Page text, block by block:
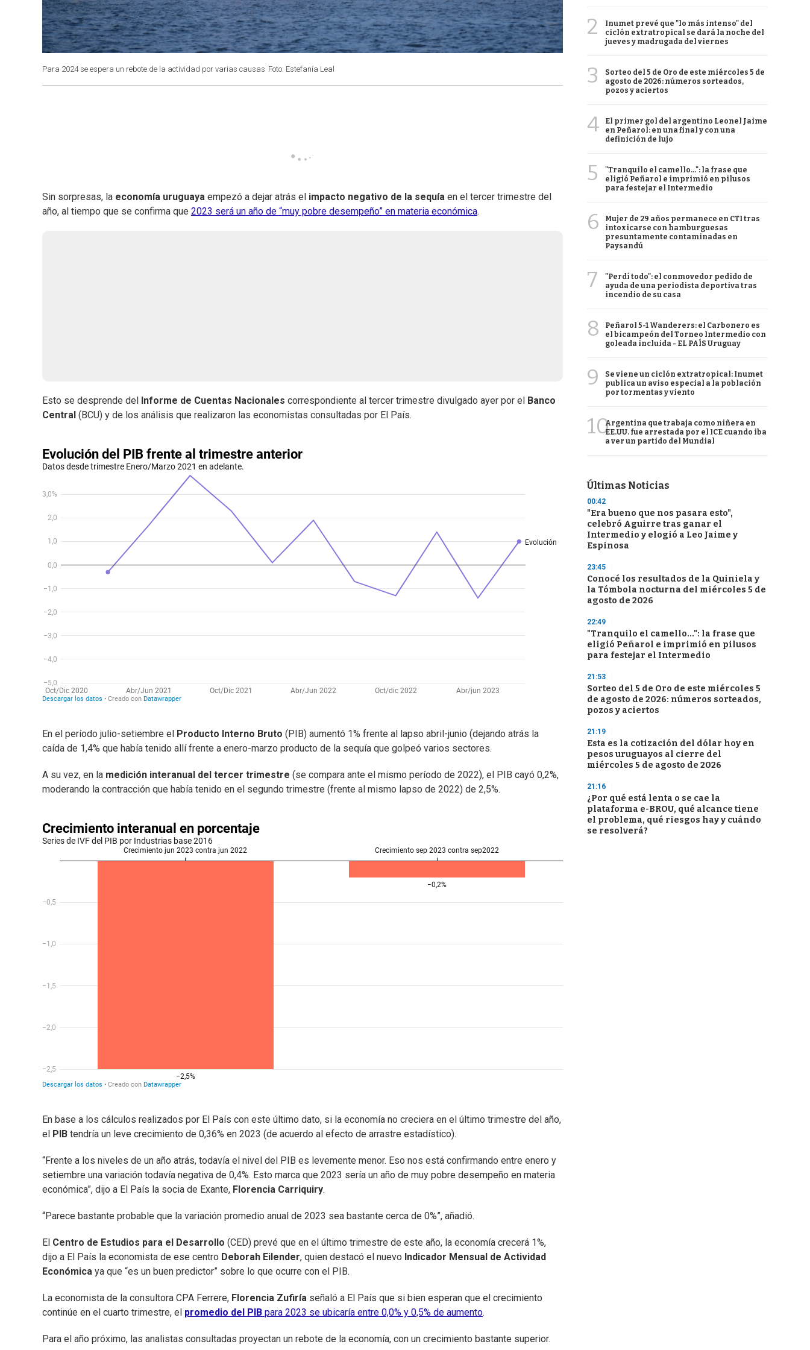
Para 2024 se espera un rebote de la actividad por varias causas Foto: Estefanía Leal
Sin sorpresas, la economía uruguaya empezó a dejar atrás el impacto negativo de la sequía en el tercer trimestre del
año, al tiempo que se confirma que 2023 será un año de “muy pobre desempeño” en materia económica.
Esto se desprende del Informe de Cuentas Nacionales correspondiente al tercer trimestre divulgado ayer por el
Banco
Central (BCU) y de los análisis que realizaron las economistas consultadas por El País.
En el período julio-setiembre el Producto Interno Bruto (PIB) aumentó 1% frente al lapso abril-junio (dejando atrás la
caída de 1,4% que había tenido allí frente a enero-marzo producto de la sequía que golpeó varios sectores.
A su vez, en la medición interanual del tercer trimestre (se compara ante el mismo período de 2022), el PIB cayó 0,2%,
moderando la contracción que había tenido en el segundo trimestre (frente al mismo lapso de 2022) de 2,5%.
En base a los cálculos realizados por El País con este último dato, si la economía no creciera en el último trimestre del año,
el
PIB tendría un leve crecimiento de 0,36% en 2023 (de acuerdo al efecto de arrastre estadístico).
“Frente a los niveles de un año atrás, todavía el nivel del PIB es levemente menor. Eso nos está confirmando entre enero y
setiembre una variación todavía negativa de 0,4%. Esto marca que 2023 sería un año de muy pobre desempeño en materia
económica”, dijo a El País la socia de Exante, Florencia Carriquiry.
“Parece bastante probable que la variación promedio anual de 2023 sea bastante cerca de 0%”, añadió.
El Centro de Estudios para el Desarrollo (CED) prevé que en el último trimestre de este año, la economía crecerá 1%,
dijo a El País la economista de ese centro Deborah Eilender, quien destacó el nuevo Indicador Mensual de Actividad
Económica ya que “es un buen predictor” sobre lo que ocurre con el PIB.
La economista de la consultora CPA Ferrere, Florencia Zufiría señaló a El País que si bien esperan que el crecimiento
continúe en el cuarto trimestre, el promedio del PIB para 2023 se ubicaría entre 0,0% y 0,5% de aumento.
Para el año próximo, las analistas consultadas proyectan un rebote de la economía, con un crecimiento bastante superior.
2
Inumet prevé que "lo más intenso" del
ciclón extratropical se dará la noche del
jueves y madrugada del viernes
3
Sorteo del 5 de Oro de este miércoles 5 de
agosto de 2026: números sorteados,
pozos y aciertos
4
El primer gol del argentino Leonel Jaime
en Peñarol: en una final y con una
definición de lujo
5
"Tranquilo el camello...": la frase que
eligió Peñarol e imprimió en pilusos
para festejar el Intermedio
6
Mujer de 29 años permanece en CTI tras
intoxicarse con hamburguesas
presuntamente contaminadas en
Paysandú
7
"Perdí todo": el conmovedor pedido de
ayuda de una periodista deportiva tras
incendio de su casa
8
Peñarol 5-1 Wanderers: el Carbonero es
el bicampeón del Torneo Intermedio con
goleada incluida - EL PAÍS Uruguay
9
Se viene un ciclón extratropical: Inumet
publica un aviso especial a la población
por tormentas y viento
10Argentina que trabaja como niñera en
EE.UU. fue arrestada por el ICE cuando iba
a ver un partido del Mundial
Últimas Noticias
00:42
"Era bueno que nos pasara esto",
celebró Aguirre tras ganar el
Intermedio y elogió a Leo Jaime y
Espinosa
23:45
Conocé los resultados de la Quiniela y
la Tómbola nocturna del miércoles 5 de
agosto de 2026
22:49
"Tranquilo el camello...": la frase que
eligió Peñarol e imprimió en pilusos
para festejar el Intermedio
21:53
Sorteo del 5 de Oro de este miércoles 5
de agosto de 2026: números sorteados,
pozos y aciertos
21:19
Esta es la cotización del dólar hoy en
pesos uruguayos al cierre del
miércoles 5 de agosto de 2026
21:16
¿Por qué está lenta o se cae la
plataforma e-BROU, qué alcance tiene
el problema, qué riesgos hay y cuándo
se resolverá?